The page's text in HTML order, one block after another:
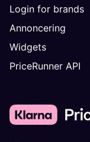
Login for brands
Annoncering
Widgets
PriceRunner API